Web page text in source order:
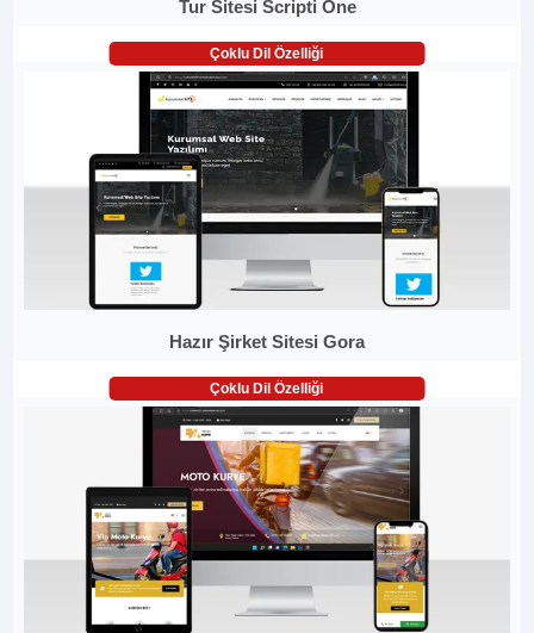
Tur Sitesi Scripti One
Çoklu Dil Özelliği
Hazır Şirket Sitesi Gora
Çoklu Dil Özelliği